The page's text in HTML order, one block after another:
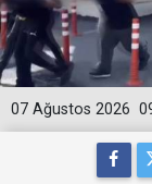
07 Ağustos 2026